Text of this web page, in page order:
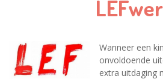
Wanneer een
onvoldoende
extra uitdaging